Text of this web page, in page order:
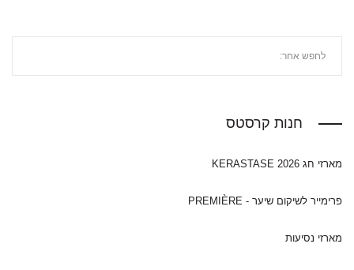
חנות קרסטס
מארזי חג 2026 KERASTASE
פרימייר לשיקום שיער - PREMIÈRE
מארזי נסיעות